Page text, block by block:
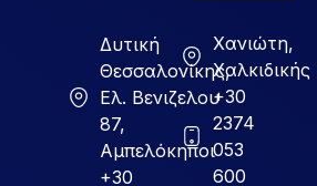
Δυτική
Θεσσαλονίκης,
Ελ. Βενιζελου
87,
Αμπελόκηποι
+30
Χανιώτη,
Χαλκιδικής
+30
2374
053
600